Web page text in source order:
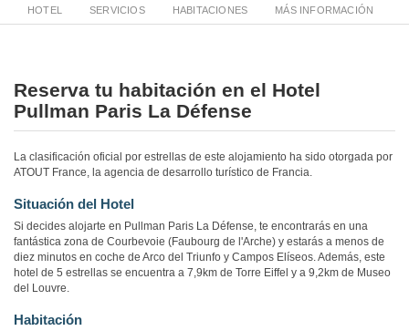
HOTEL SERVICIOS HABITACIONES MÁS INFORMACIÓN
Reserva tu habitación en el Hotel
Pullman Paris La Défense
La clasificación oficial por estrellas de este alojamiento ha sido otorgada por
ATOUT France, la agencia de desarrollo turístico de Francia.
Situación del Hotel
Si decides alojarte en Pullman Paris La Défense, te encontrarás en una
fantástica zona de Courbevoie (Faubourg de l'Arche) y estarás a menos de
diez minutos en coche de Arco del Triunfo y Campos Elíseos. Además, este
hotel de 5 estrellas se encuentra a 7,9km de Torre Eiffel y a 9,2km de Museo
del Louvre.
Habitación